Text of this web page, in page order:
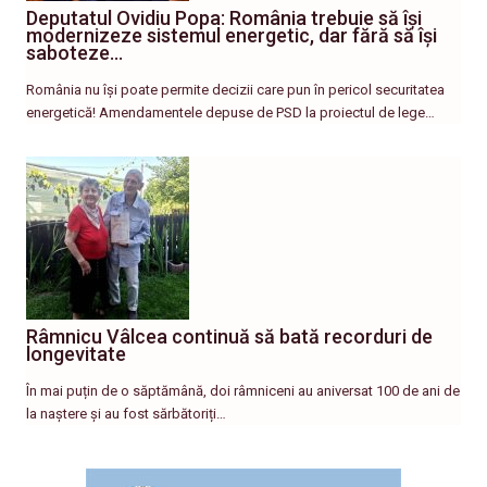
Deputatul Ovidiu Popa: România trebuie să își
modernizeze sistemul energetic, dar fără să își
saboteze…
România nu își poate permite decizii care pun în pericol securitatea
energetică! Amendamentele depuse de PSD la proiectul de lege…
Râmnicu Vâlcea continuă să bată recorduri de
longevitate
În mai puțin de o săptămână, doi râmniceni au aniversat 100 de ani de
la naștere și au fost sărbătoriți…